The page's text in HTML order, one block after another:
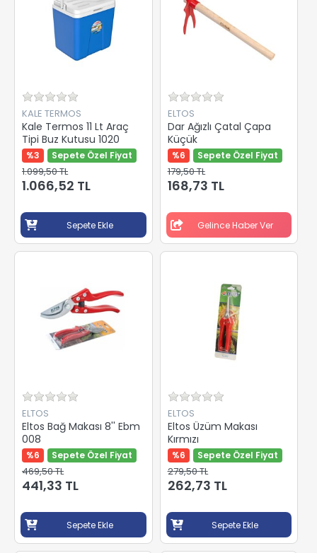
KALE TERMOS
Kale Termos 11 Lt Araç
Tipi Buz Kutusu 1020
%3 Sepete Özel Fiyat
1.099,50 TL
1.066,52 TL
Sepete Ekle
ELTOS
Dar Ağızlı Çatal Çapa
Küçük
%6 Sepete Özel Fiyat
179,50 TL
168,73 TL
Gelince Haber Ver
ELTOS
Eltos Bağ Makası 8'' Ebm
008
%6 Sepete Özel Fiyat
469,50 TL
441,33 TL
Sepete Ekle
ELTOS
Eltos Üzüm Makası
Kırmızı
%6 Sepete Özel Fiyat
279,50 TL
262,73 TL
Sepete Ekle